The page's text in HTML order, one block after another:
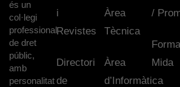
és un
col·legi
professional
de dret
públic,
amb
personalitat
i
Revistes
Directori
de
Àrea
Tècnica
Àrea
d’Informàtica
/
Mida